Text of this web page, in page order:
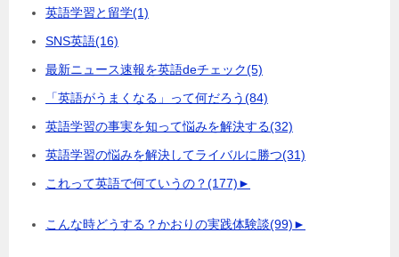
英語学習と留学(1)
SNS英語(16)
最新ニュース速報を英語deチェック(5)
「英語がうまくなる」って何だろう(84)
英語学習の事実を知って悩みを解決する(32)
英語学習の悩みを解決してライバルに勝つ(31)
これって英語で何ていうの？(177)►
こんな時どうする？かおりの実践体験談(99)►